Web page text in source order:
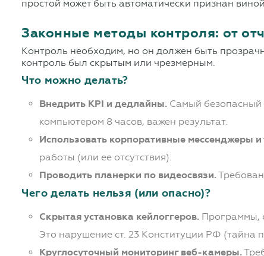
простой может быть автоматически признан
Законные методы контроля: от
Контроль необходим, но он должен быть
контроль был скрытым или чрезмерным.
Что можно делать?
Внедрить KPI и дедлайны. Самый безопасный
компьютером 8 часов, важен результат.
Использовать корпоративные мессенджеры и
работы (или ее отсутствия).
Проводить планерки по видеосвязи.
Чего делать нельзя (или опасно)?
Скрытая установка кейлоггеров. Программы,
Это нарушение ст. 23 Конституции РФ (тайна
Круглосуточный мониторинг веб-камеры.